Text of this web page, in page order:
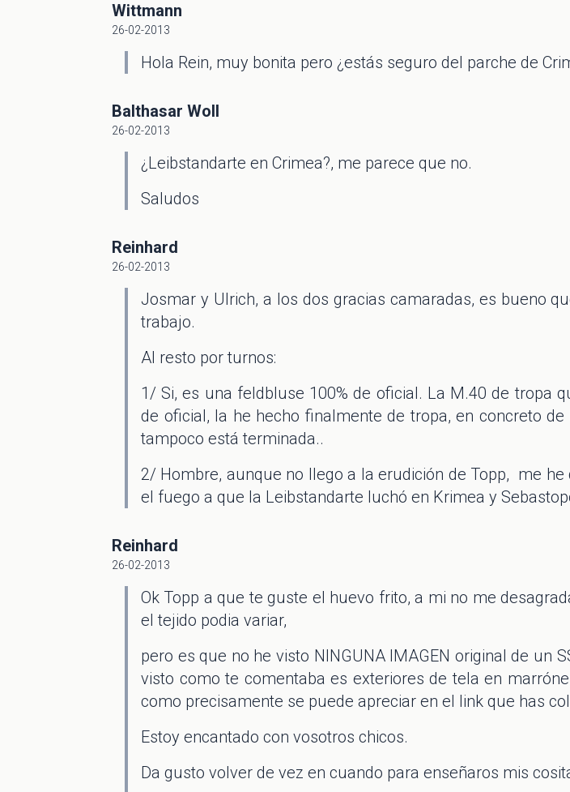
Wittmann
26-02-2013
Hola Rein, muy bonita pero ¿estás seguro del parche de
Balthasar Woll
26-02-2013
¿Leibstandarte en Crimea?, me parece que no.
Saludos
Reinhard
26-02-2013
Josmar y Ulrich, a los dos gracias camaradas, es bueno
trabajo.
Al resto por turnos:
1/ Si, es una feldbluse 100% de oficial. La M.40 de tropa
de oficial, la he hecho finalmente de tropa, en concreto
tampoco está terminada..
2/ Hombre, aunque no llego a la erudición de Topp, me
el fuego a que la Leibstandarte luchó en Krimea y
Reinhard
26-02-2013
Ok Topp a que te guste el huevo frito, a mi no me
el tejido podia variar,
pero es que no he visto NINGUNA IMAGEN original de un
visto como te comentaba es exteriores de tela en
como precisamente se puede apreciar en el link que has
Estoy encantado con vosotros chicos.
Da gusto volver de vez en cuando para enseñaros mis